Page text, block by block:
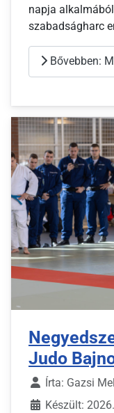
napja
szabadságharc
Bővebben:
Judo
Írta: Gazsi
Készült: